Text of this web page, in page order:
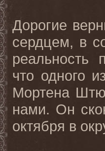
Дорогие
сердцем, в
что одного
Мортена
нами. Он
октября в